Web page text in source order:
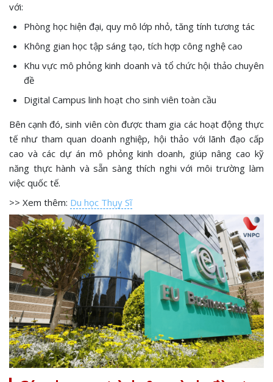
với:
Phòng học hiện đại, quy mô lớp nhỏ, tăng tính tương tác
Không gian học tập sáng tạo, tích hợp công nghệ cao
Khu vực mô phỏng kinh doanh và tổ chức hội thảo chuyên
đề
Digital Campus linh hoạt cho sinh viên toàn cầu
Bên cạnh đó, sinh viên còn được tham gia các hoạt động thực
tế như tham quan doanh nghiệp, hội thảo với lãnh đạo cấp
cao và các dự án mô phỏng kinh doanh, giúp nâng cao kỹ
năng thực hành và sẵn sàng thích nghi với môi trường làm
việc quốc tế.
>> Xem thêm: Du học Thụy Sĩ